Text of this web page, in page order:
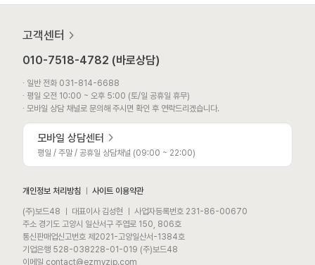
고객센터
010-7518-4782 (바로상담)
∙ 일반 전화 031-814-6688
∙ 평일 오전 10:00 ~ 오후 5:00 (토/일 공휴일 휴무)
∙ 모바일 상담 채널로 문의해 주시면 확인 후 연락드리겠습니다.
모바일 상담센터
평일 / 주말 / 공휴일 상담채널 (09:00 ~ 22:00)
개인정보 처리방침 ㅣ 사이트 이용약관
(주)보드48 ㅣ 대표이사 김성현 ㅣ 사업자등록번호 231-86-00670
주소 경기도 고양시 일산서구 주엽로 150, 806호
통신판매업신고번호 제2021-고양일산서-1384호
기업은행 528-038228-01-019 (주)보드48
이메일 contact@ezmyzip.com